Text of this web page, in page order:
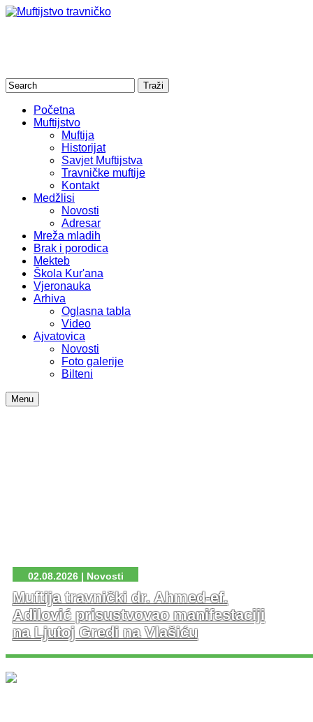
Početna
Muftijstvo
Muftija
Historijat
Savjet Muftijstva
Travničke muftije
Kontakt
Medžlisi
Novosti
Adresar
Mreža mladih
Brak i porodica
Mekteb
Škola Kur'ana
Vjeronauka
Arhiva
Oglasna tabla
Video
Ajvatovica
Novosti
Foto galerije
Bilteni
Menu
02.08.2026 | Novosti
Muftija travnički dr. Ahmed-ef.
Adilović prisustvovao manifestaciji
na Ljutoj Gredi na Vlašiću
U nedjelju, 02. 08. 2026. god. na platou Ljute Grede i
spomen obilježja Zlatni Ljiljan – general Mehmed Alagić
održana je manifestacija Dani pobjede – Dani ponosa,